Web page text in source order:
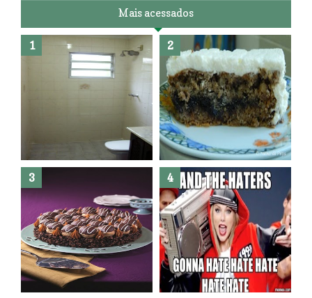
Mais acessados
Banheiro novo por menos de
R$300,00 ?? E sem quebra
quebra ??( Editado)
Posso congelar bolo ??